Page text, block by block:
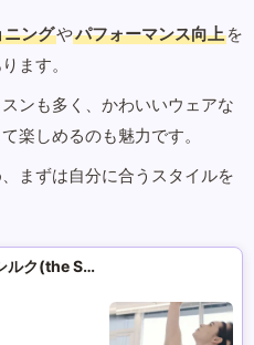
ニングやパフォーマンス向上 を
ます。
ンも多く、かわいいウェアな
楽しめるのも魅力です。
まずは自分に合うスタイルを
マシンピラティススタジオ ザ･シルク(the SILK)